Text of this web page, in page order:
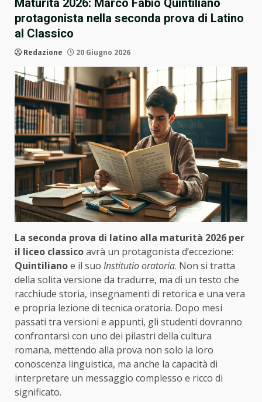
Maturità 2026: Marco Fabio Quintiliano
protagonista nella seconda prova di Latino
al Classico
Redazione 20 Giugno 2026
La seconda prova di latino alla maturità 2026 per
il liceo classicoavrà un protagonista d’eccezione:
Quintilianoe il suo Institutio oratoria. Non si tratta
della solita versione da tradurre, ma di un testo che
racchiude storia, insegnamenti di retorica e una vera
e propria lezione di tecnica oratoria. Dopo mesi
passati tra versioni e appunti, gli studenti dovranno
confrontarsi con uno dei pilastri della cultura
romana, mettendo alla prova non solo la loro
conoscenza linguistica, ma anche la capacità di
interpretare un messaggio complesso e ricco di
significato.